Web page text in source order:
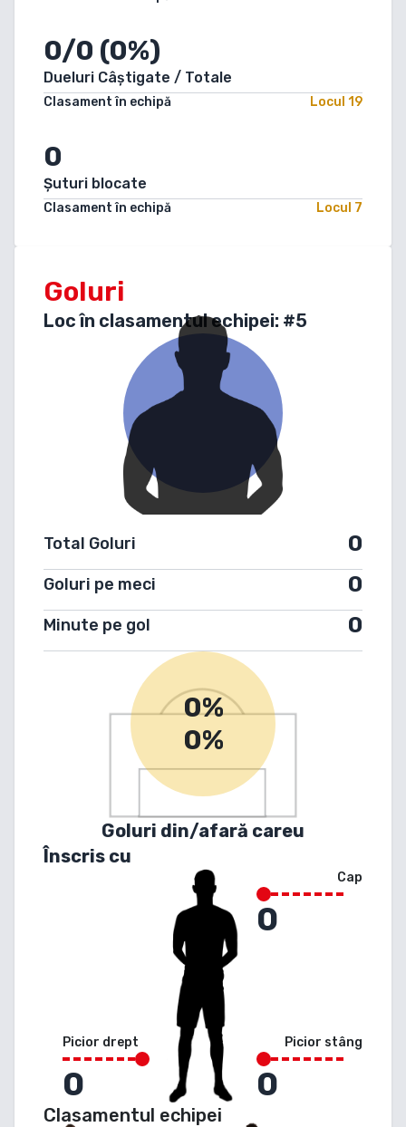
0/0 (0%)
Dueluri Câștigate / Totale
Clasament în echipă Locul 19
0
Șuturi blocate
Clasament în echipă Locul 7
Goluri
Loc în clasamentul echipei: #5
Total Goluri 0
Goluri pe meci 0
Minute pe gol 0
0%
0%
Goluri din/afară careu
Înscris cu
Picior drept
0
Cap
0
Picior stâng
0
Clasamentul echipei